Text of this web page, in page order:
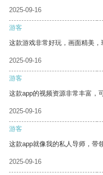
2025-09-16
游客
这款游戏非常好玩，画面精美，
2025-09-16
游客
这款app的视频资源非常丰富，
2025-09-16
游客
这款app就像我的私人导师，带
2025-09-16